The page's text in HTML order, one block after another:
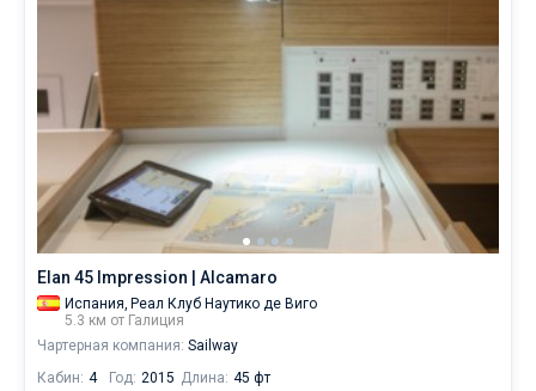
Elan 45 Impression | Alcamaro
Испания, Реал Клуб Наутико де Виго
5.3 км от Галиция
Чартерная компания: Sailway
Кабин: 4 Год: 2015 Длина: 45 фт